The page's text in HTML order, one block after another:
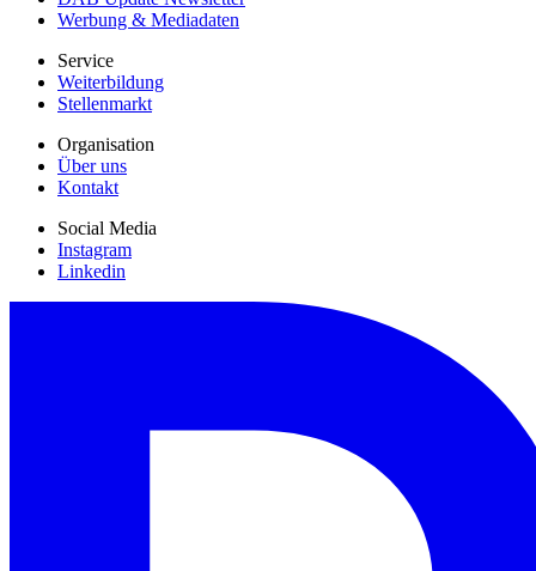
Werbung & Mediadaten
Service
Weiterbildung
Stellenmarkt
Organisation
Über uns
Kontakt
Social Media
Instagram
Linkedin